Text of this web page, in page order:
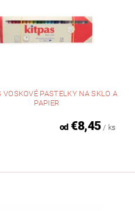
VOSKOVÉ PASTELKY NA SKLO A
PAPIER
od€8,45 / ks